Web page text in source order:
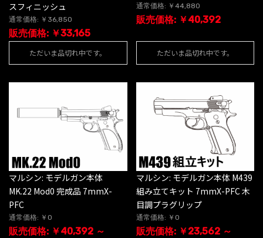
スフィニッシュ
通常価格: ￥36,850
販売価格: ￥33,165
ただいま品切れ中です。
通常価格: ￥44,880
販売価格: ￥40,392
ただいま品切れ中です。
マルシン: モデルガン本体
MK.22 Mod0 完成品 7mmX-
PFC
通常価格: ￥0
販売価格: ￥40,392 ～
マルシン: モデルガン本体 M439
組み立てキット 7mmX-PFC 木
目調プラグリップ
通常価格: ￥0
販売価格: ￥23,562 ～